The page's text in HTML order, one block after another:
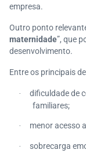
empresa.
Outro ponto
maternidade”, que
desenvolvimento.
Entre os principais
·
dificuldade de
familiares;
· menor acesso
· sobrecarga